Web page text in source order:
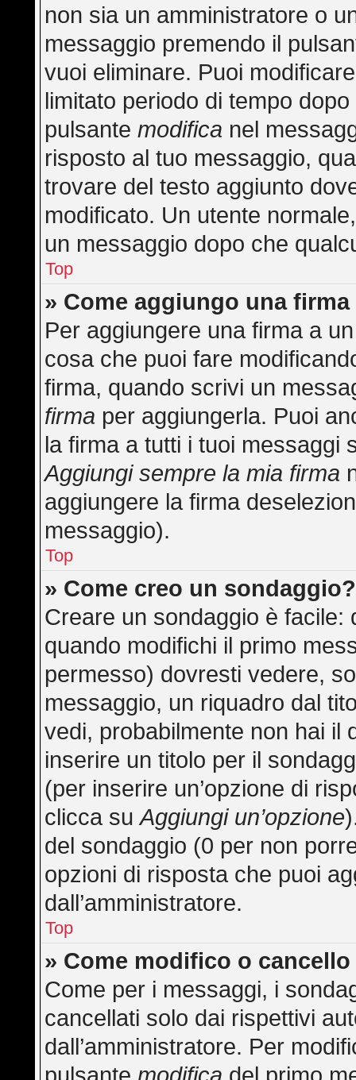
non sia un amministratore o
messaggio premendo il
vuoi eliminare. Puoi
limitato periodo di tempo
pulsantemodifica nel
risposto al tuo messaggio,
trovare del testo aggiunto
modificato. Un utente
un messaggio dopo che
Top
» Come aggiungo una
Per aggiungere una firma a
cosa che puoi fare
firma, quando scrivi un
firma per aggiungerla. Puoi
la firma a tutti i tuoi messaggi
Aggiungi sempre la mia firma
aggiungere la firma
messaggio).
Top
» Come creo un sondaggio?
Creare un sondaggio è
quando modifichi il primo
permesso) dovresti vedere,
messaggio, un riquadro dal
vedi, probabilmente non hai il
inserire un titolo per il
(per inserire un’opzione di
clicca suAggiungi un’opzione
del sondaggio (0 per non
opzioni di risposta che puoi
dall’amministratore.
Top
» Come modifico o
Come per i messaggi, i
cancellati solo dai rispettivi
dall’amministratore. Per